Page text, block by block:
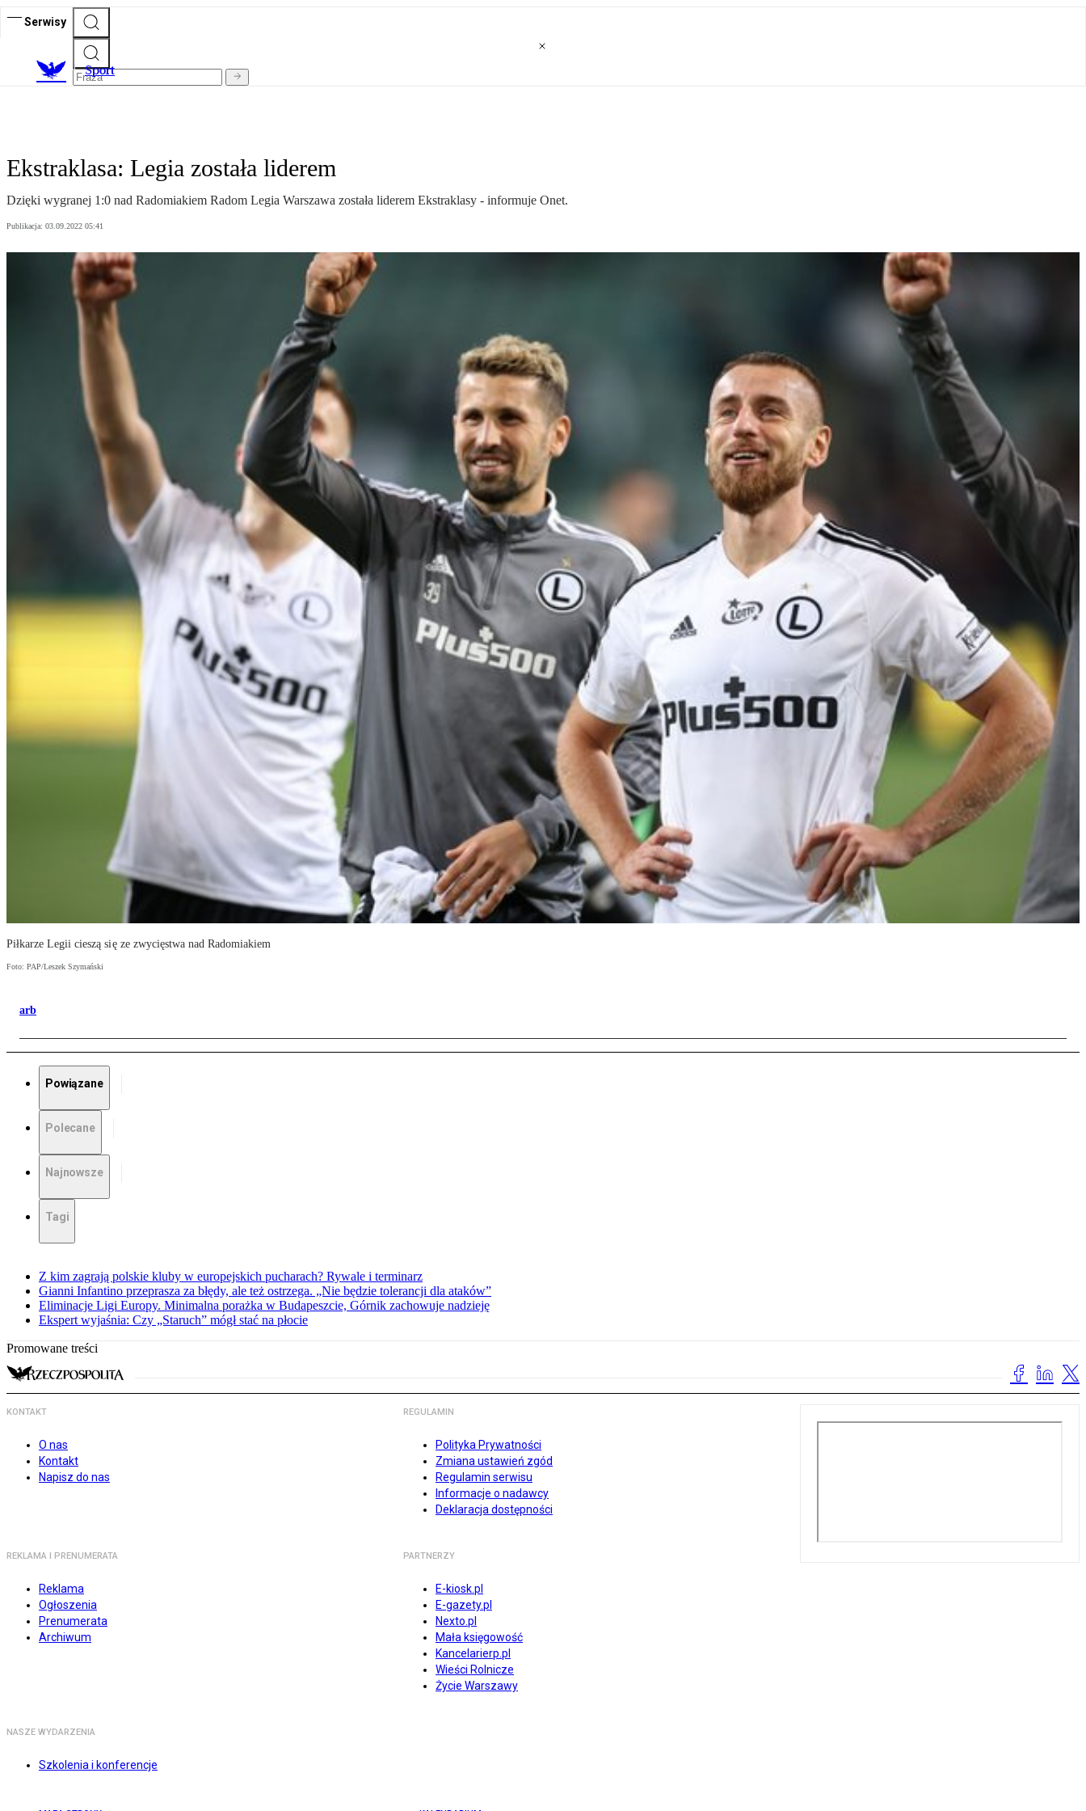
Serwisy
Sport
Ekstraklasa: Legia została liderem
Dzięki wygranej 1:0 nad Radomiakiem Radom Legia Warszawa została liderem Ekstraklasy - informuje Onet.
Publikacja: 03.09.2022 05:41
Piłkarze Legii cieszą się ze zwycięstwa nad Radomiakiem
Foto: PAP/Leszek Szymański
arb
Powiązane
Polecane
Najnowsze
Tagi
Z kim zagrają polskie kluby w europejskich pucharach? Rywale i terminarz
Gianni Infantino przeprasza za błędy, ale też ostrzega. „Nie będzie tolerancji dla ataków”
Eliminacje Ligi Europy. Minimalna porażka w Budapeszcie, Górnik zachowuje nadzieję
Ekspert wyjaśnia: Czy „Staruch” mógł stać na płocie
Promowane treści
KONTAKT
O nas
Kontakt
Napisz do nas
REGULAMIN
Polityka Prywatności
Zmiana ustawień zgód
Regulamin serwisu
Informacje o nadawcy
Deklaracja dostępności
REKLAMA I PRENUMERATA
Reklama
Ogłoszenia
Prenumerata
Archiwum
PARTNERZY
E-kiosk.pl
E-gazety.pl
Nexto.pl
Mała księgowość
Kancelarierp.pl
Wieści Rolnicze
Życie Warszawy
NASZE WYDARZENIA
Szkolenia i konferencje